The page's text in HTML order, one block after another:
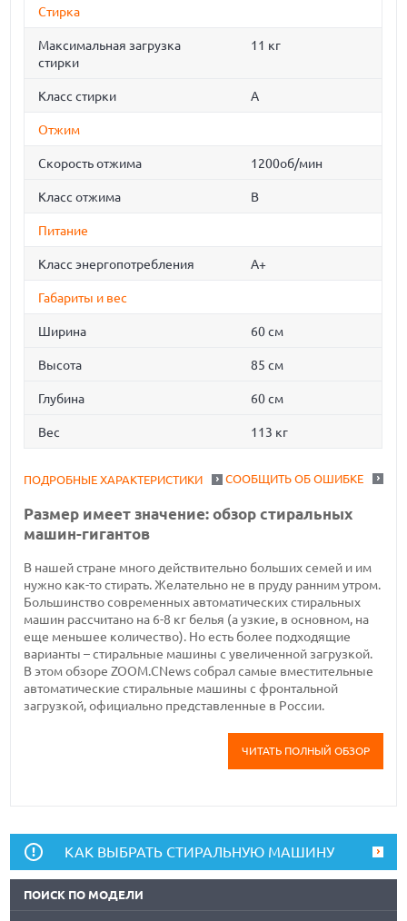
Стирка
Максимальная загрузка
стирки
11 кг
Класс стирки A
Отжим
Скорость отжима 1200об/мин
Класс отжима B
Питание
Класс энергопотребления A+
Габариты и вес
Ширина 60 см
Высота 85 см
Глубина 60 см
Вес 113 кг
СООБЩИТЬ ОБ ОШИБКЕ
ПОДРОБНЫЕ ХАРАКТЕРИСТИКИ
Размер имеет значение: обзор стиральных
машин-гигантов
В нашей стране много действительно больших семей и им
нужно как-то стирать. Желательно не в пруду ранним утром.
Большинство современных автоматических стиральных
машин рассчитано на 6-8 кг белья (а узкие, в основном, на
еще меньшее количество). Но есть более подходящие
варианты – стиральные машины с увеличенной загрузкой.
В этом обзоре ZOOM.CNews собрал самые вместительные
автоматические стиральные машины с фронтальной
загрузкой, официально представленные в России.
ЧИТАТЬ ПОЛНЫЙ ОБЗОР
КАК ВЫБРАТЬ СТИРАЛЬНУЮ МАШИНУ
ПОИСК ПО МОДЕЛИ